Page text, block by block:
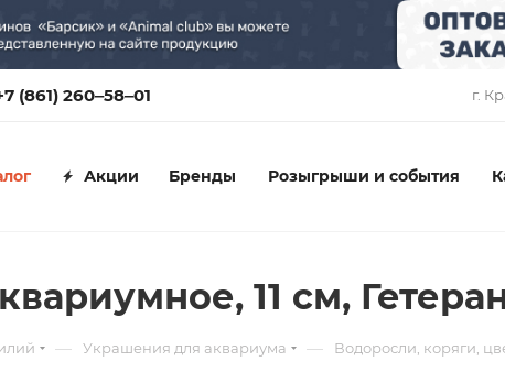
(861) 260‒58‒01 г.
Акции Бренды Розыгрыши и события
11 см,
— Украшения для аквариума — Водоросли, коряги,